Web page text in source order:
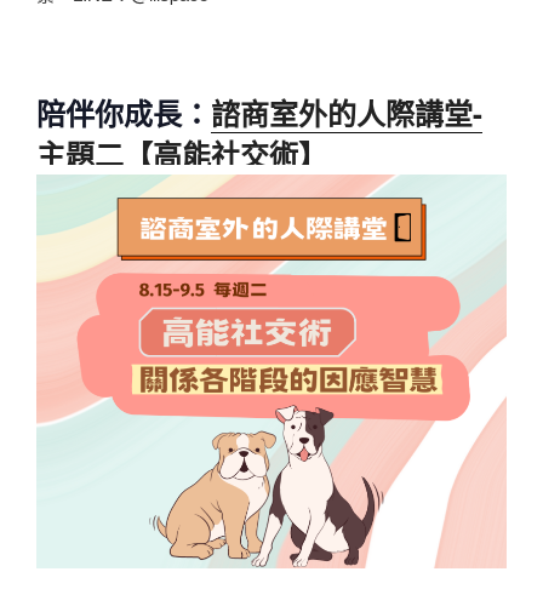
陪伴你成長： 諮商室外的人際講堂-
主題二【高能社交術】